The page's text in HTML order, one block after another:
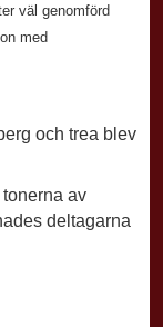
väl genomförd
med
och trea blev
av
deltagarna